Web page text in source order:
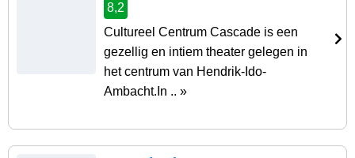
8,2
Cultureel Centrum Cascade is een
gezellig en intiem theater gelegen in
het centrum van Hendrik-Ido-
Ambacht.In .. »